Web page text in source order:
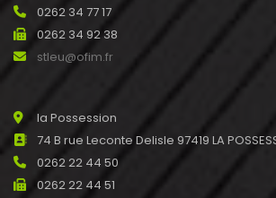
0262 34 77 17
0262 34 92 38
stleu@ofim.fr
la Possession
74 B rue Leconte Delisle 97419 LA
0262 22 44 50
0262 22 44 51